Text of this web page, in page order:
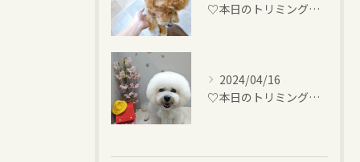
♡本日のトリミング♡⁠~岡崎トリミングサロン~
2024/04/16
♡本日のトリミング♡⁠~岡崎トリミングサロン~